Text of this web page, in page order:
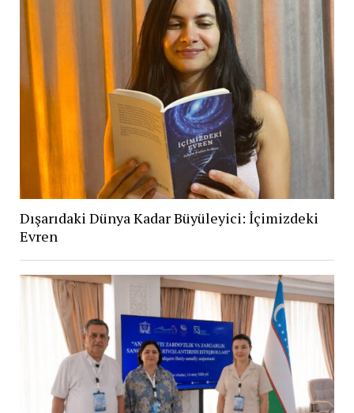
Dışarıdaki Dünya Kadar Büyüleyici: İçimizdeki
Evren